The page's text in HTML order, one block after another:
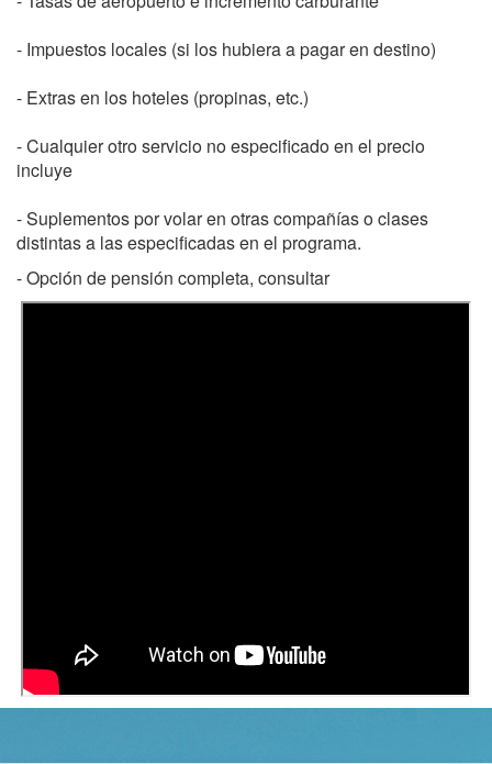
- Impuestos locales (si los hubiera a pagar en destino)
- Extras en los hoteles (propinas, etc.)
- Cualquier otro servicio no especificado en el precio
incluye
- Suplementos por volar en otras compañías o clases
distintas a las especificadas en el programa.
- Opción de pensión completa, consultar